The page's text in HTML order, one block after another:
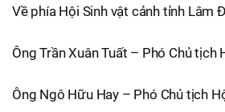
Về phía Hội Sinh vật cảnh tỉnh Lâm
Ông Trần Xuân Tuất – Phó Chủ tịch
Ông Ngô Hữu Hay – Phó Chủ tịch